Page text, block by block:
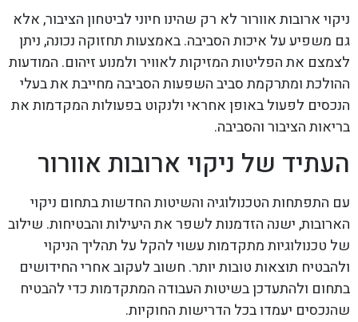
ניקוי ארובות אוורור לא רק שהינו חיוני לביטחון הציבור, אלא
גם משפיע על איכות הסביבה. באמצעות תחזוקה נכונה, ניתן
לצמצם את הפליטות המזיקות לאוויר ולמנוע זיהום. המודעות
ההולכת ומתרקמת סביב השפעות הסביבה מחייבת את בעלי
הנכסים לפעול באופן אחראי ולנקוט בפעולות המקדמות את
בריאות הציבור והסביבה.
העתיד של ניקוי ארובות אוורור
עם התפתחות הטכנולוגיה והשיטות החדשות בתחום ניקוי
הארובות, ישנה הזדמנות לשפר את היעילות והבטיחות. שילוב
של טכנולוגיות מתקדמות עשוי להקל על תהליך הניקוי
ולהבטיח תוצאות טובות יותר. חשוב לעקוב אחרי החידושים
בתחום ולהתעדכן בשיטות העבודה המתקדמות כדי להבטיח
שהנכסים יעמדו בכל הדרישות החוקיות.